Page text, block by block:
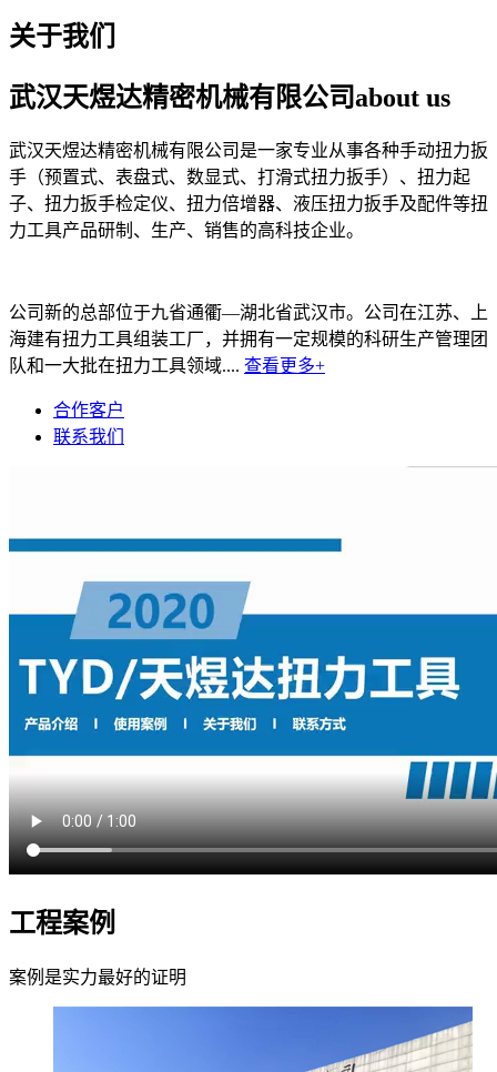
关于我们
武汉天煜达精密机械有限公司about us
武汉天煜达精密机械有限公司是一家专业从事各种手动扭力扳
手（预置式、表盘式、数显式、打滑式扭力扳手）、扭力起
子、扭力扳手检定仪、扭力倍增器、液压扭力扳手及配件等扭
力工具产品研制、生产、销售的高科技企业。
公司新的总部位于九省通衢—湖北省武汉市。公司在江苏、上
海建有扭力工具组装工厂，并拥有一定规模的科研生产管理团
队和一大批在扭力工具领域.... 查看更多+
合作客户
联系我们
工程案例
案例是实力最好的证明